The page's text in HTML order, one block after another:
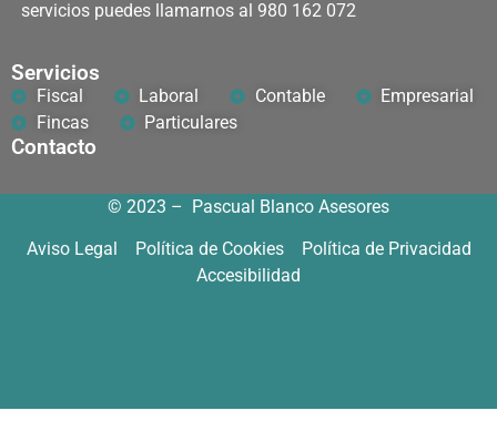
servicios puedes llamarnos al 980 162 072
Servicios
Fiscal Laboral Contable
Empresarial
Fincas
Particulares
Contacto
© 2023 – Pascual Blanco Asesores
Aviso Legal Política de Cookies
Política de Privacidad
Accesibilidad